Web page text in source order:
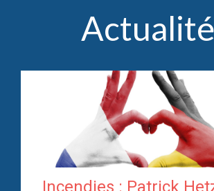
Incendies : Patrick